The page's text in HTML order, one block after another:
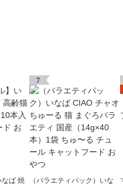
なば 焼
7
（バラエティパック）いな